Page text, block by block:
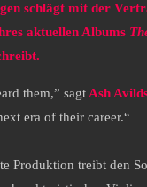
schlägt mit der
aktuellen Albums
them,” sagtAsh
era of their career.“
Produktion treibt den